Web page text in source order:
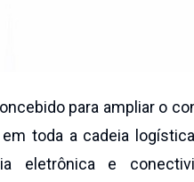
para ampliar o
toda a cadeia
eletrônica e